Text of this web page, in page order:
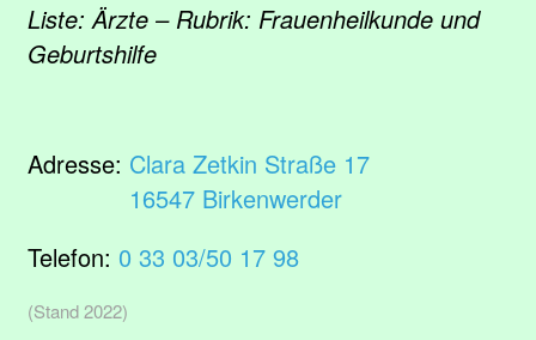
Liste: Ärzte – Rubrik: Frauenheilkunde und
Geburtshilfe
Adresse: Clara Zetkin Straße 17
16547 Birkenwerder
Telefon: 0 33 03/50 17 98
(Stand 2022)